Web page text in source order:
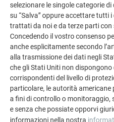
GUARDA ALTRE REFERENZE
selezionare le singole categorie
su “Salva” oppure accettare tutti
trattati da noi e da terze parti con
Concedendo il vostro consenso
anche esplicitamente secondo
alla trasmissione dei dati negli
che gli Stati Uniti non
corrispondenti del livello di
particolare, le autorità
a fini di controllo o monitoraggio,
e senza che possiate opporvi
informazioni nella nostra